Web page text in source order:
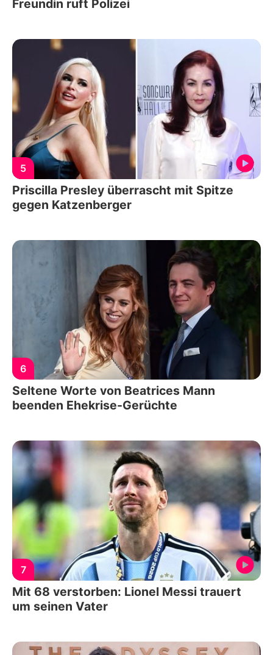
Freundin ruft Polizei
5
Priscilla Presley überrascht mit Spitze
gegen Katzenberger
6
Seltene Worte von Beatrices Mann
beenden Ehekrise-Gerüchte
7
Mit 68 verstorben: Lionel Messi trauert
um seinen Vater